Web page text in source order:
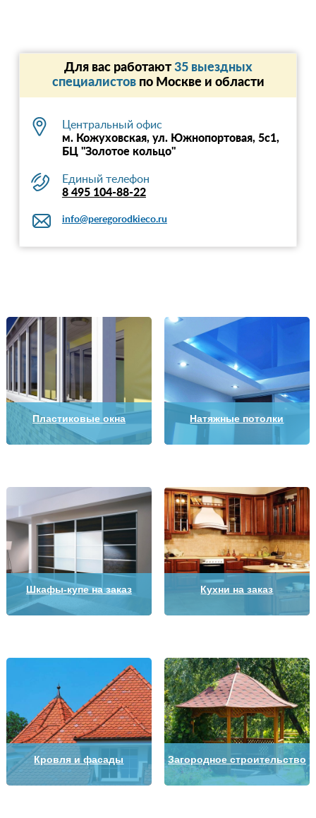
Для вас работают35 выездных
специалистовпо Москве и области
Центральный офис
м. Кожуховская, ул. Южнопортовая, 5с1,
БЦ "Золотое кольцо"
Единый телефон
8 495 104-88-22
info@peregorodkieco.ru
Пластиковые окна Натяжные потолки
Шкафы-купе на заказ Кухни на заказ
Кровля и фасады Загородное строительство